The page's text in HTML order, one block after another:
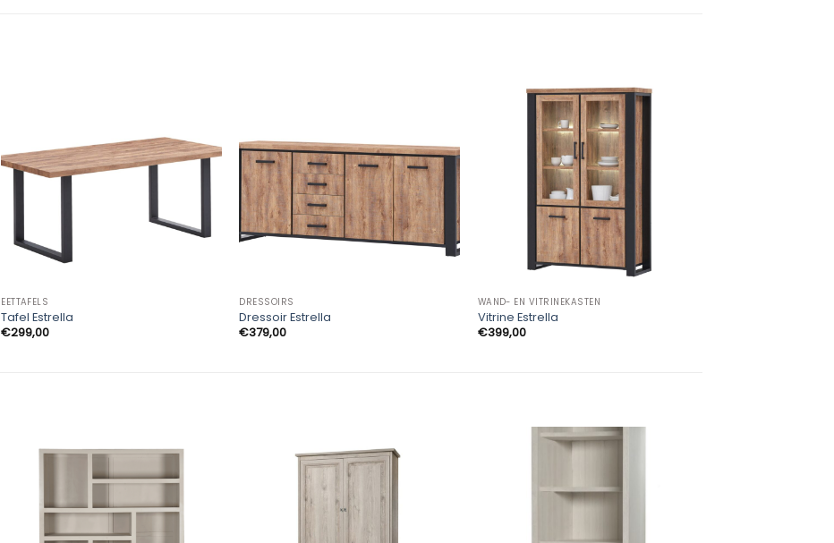
EETTAFELS
Tafel Estrella
€299,00
DRESSOIRS
Dressoir Estrella
€379,00
WAND- EN VITRINEKASTEN
Vitrine Estrella
€399,00